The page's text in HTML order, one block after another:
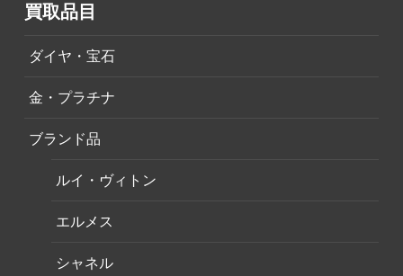
買取品目
ダイヤ・宝石
金・プラチナ
ブランド品
ルイ・ヴィトン
エルメス
シャネル